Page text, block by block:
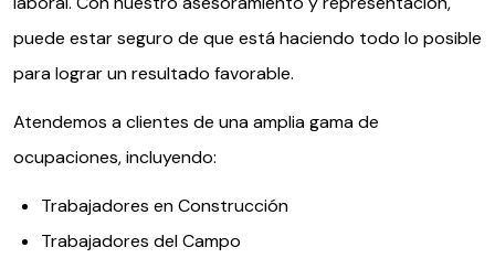
puede estar seguro de que está haciendo todo lo posible
para lograr un resultado favorable.
Atendemos a clientes de una amplia gama de
ocupaciones, incluyendo:
Trabajadores en Construcción
Trabajadores del Campo